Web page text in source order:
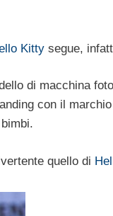
Kitty segue,
di macchina
con il marchio
quello di